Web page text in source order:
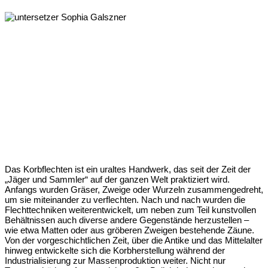
Das Korbflechten ist ein uraltes Handwerk, das seit der Zeit der
„Jäger und Sammler“ auf der ganzen Welt praktiziert wird.
Anfangs wurden Gräser, Zweige oder Wurzeln zusammengedreht,
um sie miteinander zu verflechten. Nach und nach wurden die
Flechttechniken weiterentwickelt, um neben zum Teil kunstvollen
Behältnissen auch diverse andere Gegenstände herzustellen –
wie etwa Matten oder aus gröberen Zweigen bestehende Zäune.
Von der vorgeschichtlichen Zeit, über die Antike und das Mittelalter
hinweg entwickelte sich die Korbherstellung während der
Industrialisierung zur Massenproduktion weiter. Nicht nur